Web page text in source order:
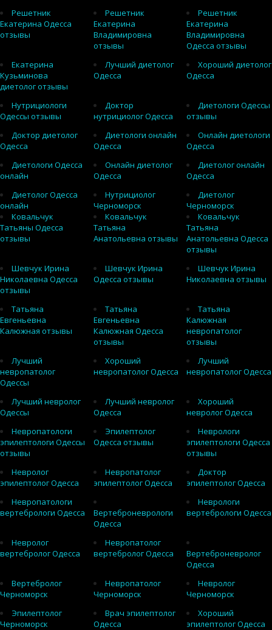
Решетник
Екатерина Одесса
отзывы
Решетник
Екатерина
Владимировна
отзывы
Решетник
Екатерина
Владимировна
Одесса отзывы
Екатерина
Кузьминова
диетолог отзывы
Лучший диетолог
Одесса
Хороший диетолог
Одесса
Нутрициологи
Одессы отзывы
Доктор
нутрициолог Одесса
Диетологи Одессы
отзывы
Доктор диетолог
Одесса
Диетологи онлайн
Одесса
Онлайн диетологи
Одесса
Диетологи Одесса
онлайн
Онлайн диетолог
Одесса
Диетолог онлайн
Одесса
Диетолог Одесса
онлайн
Нутрициолог
Черноморск
Диетолог
Черноморск
Ковальчук
Татьяны Одесса
отзывы
Ковальчук
Татьяна
Анатольевна отзывы
Ковальчук
Татьяна
Анатольевна Одесса
отзывы
Шевчук Ирина
Николаевна Одесса
отзывы
Шевчук Ирина
Одесса отзывы
Шевчук Ирина
Николаевна отзывы
Татьяна
Евгеньевна
Калюжная отзывы
Татьяна
Евгеньевна
Калюжная Одесса
отзывы
Татьяна
Калюжная
невропатолог
отзывы
Лучший
невропатолог
Одессы
Хороший
невропатолог Одесса
Лучший
невропатолог Одесса
Лучший невролог
Одессы
Лучший невролог
Одесса
Хороший
невролог Одесса
Невропатологи
эпилептологи Одессы
отзывы
Эпилептолог
Одесса отзывы
Неврологи
эпилептологи Одесса
отзывы
Невролог
эпилептолог Одесса
Невропатолог
эпилептолог Одесса
Доктор
эпилептолог Одесса
Невропатологи
вертебрологи Одесса
Вертеброневрологи
Одесса
Неврологи
вертебрологи Одесса
Невролог
вертебролог Одесса
Невропатолог
вертебролог Одесса
Вертеброневролог
Одесса
Вертебролог
Черноморск
Невропатолог
Черноморск
Невролог
Черноморск
Эпилептолог
Черноморск
Врач эпилептолог
Одесса
Хороший
эпилептолог Одесса